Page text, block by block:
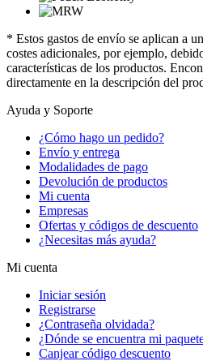
* Estos gastos de envío se aplican a
costes adicionales, por ejemplo,
características de los productos.
directamente en la descripción del
Ayuda y Soporte
¿Cómo hago un pedido?
Envío y entrega
Modalidades de pago
Devolución de productos
Mi cuenta
Empresas
Ofertas y códigos de descuento
¿Necesitas más ayuda?
Mi cuenta
Iniciar sesión
Registrarse
¿Contraseña olvidada?
¿Dónde se encuentra mi
Canjear código descuento